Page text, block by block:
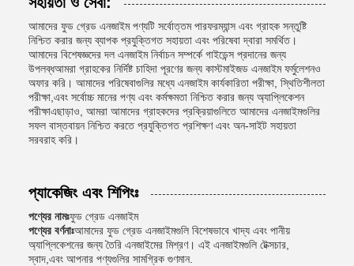
আমাদের ফুড গ্রেড এনজাইম পণ্যটি সর্বোত্তম পারফরম্যান্স এবং গ্রাহক সন্তুষ্টি
নিশ্চিত করার জন্য ব্যাপক প্রযুক্তিগত সহায়তা এবং পরিষেবা দ্বারা সমর্থিত।
আমাদের বিশেষজ্ঞদের দল এনজাইম নির্বাচন সম্পর্কে গাইডেন্স প্রদানের জন্য
উপলব্ধআমরা গ্রাহকের নির্দিষ্ট চাহিদা পূরণের জন্য কাস্টমাইজড এনজাইম ফর্মুলেশনও
অফার করি। আমাদের পরিষেবাগুলির মধ্যে এনজাইম কার্যকারিতা পরীক্ষা, স্থিতিশীলতা
পরীক্ষা,এবং সর্বোচ্চ মানের পণ্য এবং কর্মক্ষমতা নিশ্চিত করার জন্য অ্যাপ্লিকেশন
পরীক্ষাএছাড়াও, আমরা আমাদের গ্রাহকদের প্রক্রিয়াগুলিতে আমাদের এনজাইমগুলির
সফল বাস্তবায়ন নিশ্চিত করতে প্রযুক্তিগত প্রশিক্ষণ এবং অন-সাইট সহায়তা
সরবরাহ করি।
প্যাকেজিং এবং শিপিংঃ
পণ্যের নামঃফুড গ্রেড এনজাইম
পণ্যের বর্ণনাঃআমাদের ফুড গ্রেড এনজাইমগুলি বিশেষভাবে খাদ্য এবং পানীয়
অ্যাপ্লিকেশনের জন্য তৈরি এনজাইমের মিশ্রণ। এই এনজাইমগুলি টেক্সচার,
স্বাদ,এবং আপনার পণ্যগুলির সামগ্রিক গুণমান.